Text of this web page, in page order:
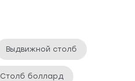
Выдвижной столб
Столб боллард